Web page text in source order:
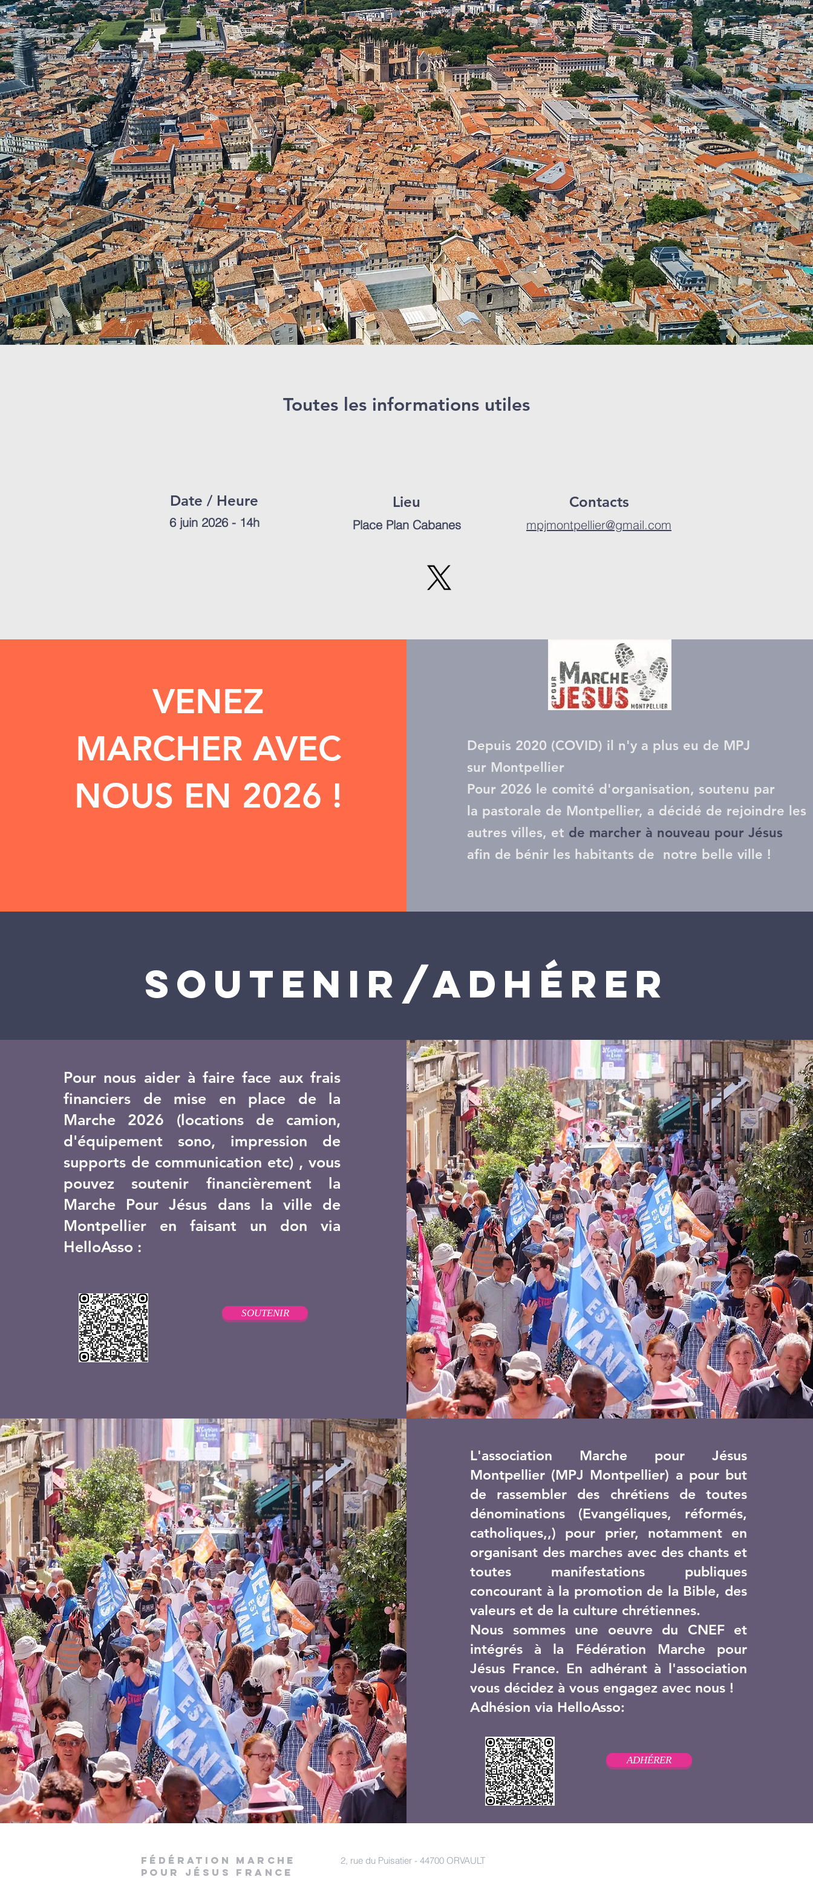
Toutes les informations utiles
Date / Heure
6 juin 2026 - 14h
Lieu
Place Plan Cabanes
Contacts
mpjmontpellier@gmail.com
VENEZ
MARCHER AVEC
NOUS EN 2026 !
Depuis 2020 (COVID) il n'y a plus eu de MPJ
sur Montpellier
Pour 2026 le comité d'organisation, soutenu par
la pastorale de Montpellier, a décidé de rejoindre les
autres villes, et de marcher à nouveau pour Jésus
afin de bénir les habitants de notre belle ville !
SOUTENIR/ADHÉRER
Pour nous aider à faire face aux frais
financiers de mise en place de la
Marche 2026 (locations de camion,
d'équipement sono, impression de
supports de communication etc) , vous
pouvez soutenir financièrement la
Marche Pour Jésus dans la ville de
Montpellier en faisant un don via
HelloAsso :
SOUTENIR
L'association Marche pour Jésus
Montpellier (MPJ Montpellier) a pour but
de rassembler des chrétiens de toutes
dénominations (Evangéliques, réformés,
catholiques,,) pour prier, notamment en
organisant des marches avec des chants et
toutes manifestations publiques
concourant à la promotion de la Bible, des
valeurs et de la culture chrétiennes.
Nous sommes une oeuvre du CNEF et
intégrés à la Fédération Marche pour
Jésus France. En adhérant à l'association
vous décidez à vous engagez avec nous !
Adhésion via HelloAsso:
ADHÉRER
fédération marche
pour jésus france
2, rue du Puisatier - 44700 ORVAULT